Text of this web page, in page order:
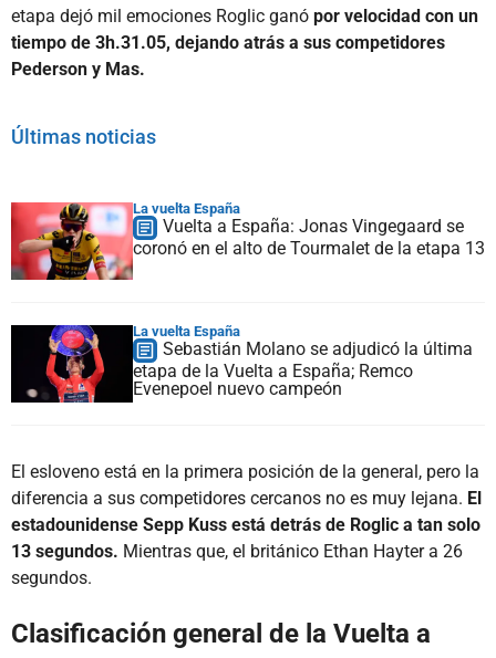
etapa dejó mil emociones Roglic ganó por velocidad con un
tiempo de 3h.31.05, dejando atrás a sus competidores
Pederson y Mas.
Últimas noticias
La vuelta España
Vuelta a España: Jonas Vingegaard se
coronó en el alto de Tourmalet de la etapa 13
La vuelta España
Sebastián Molano se adjudicó la última
etapa de la Vuelta a España; Remco
Evenepoel nuevo campeón
El esloveno está en la primera posición de la general, pero la
diferencia a sus competidores cercanos no es muy lejana. El
estadounidense Sepp Kuss está detrás de Roglic a tan solo
13 segundos. Mientras que, el británico Ethan Hayter a 26
segundos.
Clasificación general de la Vuelta a